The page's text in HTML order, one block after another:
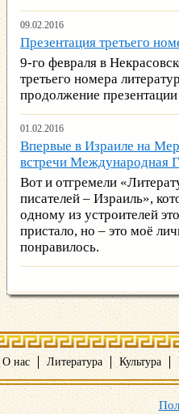
09.02.2016
Презентация третьего
9-го февраля в
третьего номера
продолжение
01.02.2016
Впервые в Израиле на
встречи Международная
Вот и отгремели
писателей – Израиль»,
одному из устроителей
пристало, но – это моё
понравилось.
О нас Литература Культура